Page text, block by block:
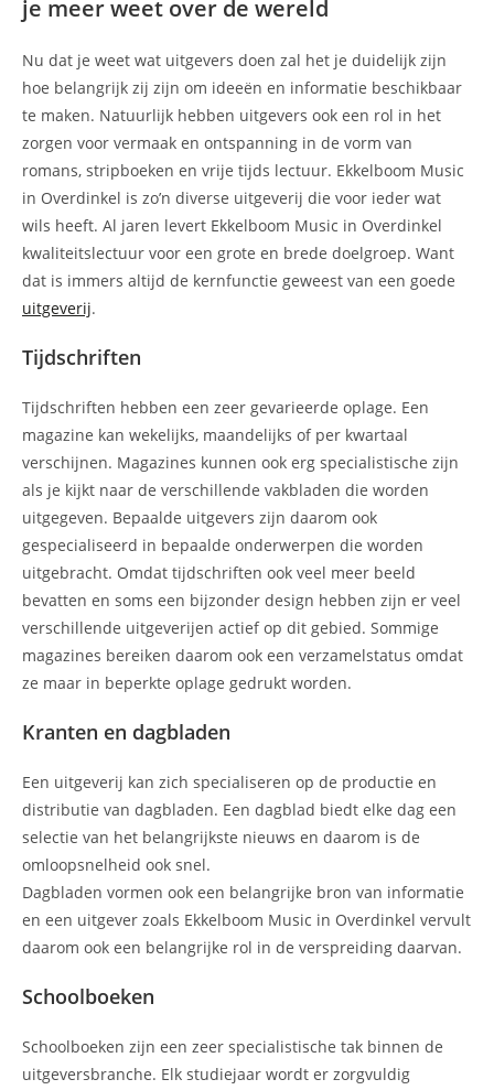
je meer weet over de wereld
Nu dat je weet wat uitgevers doen zal het je duidelijk zijn
hoe belangrijk zij zijn om ideeën en informatie beschikbaar
te maken. Natuurlijk hebben uitgevers ook een rol in het
zorgen voor vermaak en ontspanning in de vorm van
romans, stripboeken en vrije tijds lectuur. Ekkelboom Music
in Overdinkel is zo’n diverse uitgeverij die voor ieder wat
wils heeft. Al jaren levert Ekkelboom Music in Overdinkel
kwaliteitslectuur voor een grote en brede doelgroep. Want
dat is immers altijd de kernfunctie geweest van een goede
uitgeverij.
Tijdschriften
Tijdschriften hebben een zeer gevarieerde oplage. Een
magazine kan wekelijks, maandelijks of per kwartaal
verschijnen. Magazines kunnen ook erg specialistische zijn
als je kijkt naar de verschillende vakbladen die worden
uitgegeven. Bepaalde uitgevers zijn daarom ook
gespecialiseerd in bepaalde onderwerpen die worden
uitgebracht. Omdat tijdschriften ook veel meer beeld
bevatten en soms een bijzonder design hebben zijn er veel
verschillende uitgeverijen actief op dit gebied. Sommige
magazines bereiken daarom ook een verzamelstatus omdat
ze maar in beperkte oplage gedrukt worden.
Kranten en dagbladen
Een uitgeverij kan zich specialiseren op de productie en
distributie van dagbladen. Een dagblad biedt elke dag een
selectie van het belangrijkste nieuws en daarom is de
omloopsnelheid ook snel.
Dagbladen vormen ook een belangrijke bron van informatie
en een uitgever zoals Ekkelboom Music in Overdinkel vervult
daarom ook een belangrijke rol in de verspreiding daarvan.
Schoolboeken
Schoolboeken zijn een zeer specialistische tak binnen de
uitgeversbranche. Elk studiejaar wordt er zorgvuldig